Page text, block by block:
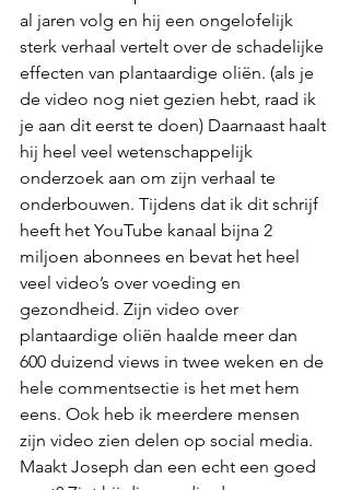
al jaren volg en hij een ongelofelijk
sterk verhaal vertelt over de schadelijke
effecten van plantaardige oliën. (als je
de video nog niet gezien hebt, raad ik
je aan dit eerst te doen) Daarnaast haalt
hij heel veel wetenschappelijk
onderzoek aan om zijn verhaal te
onderbouwen. Tijdens dat ik dit schrijf
heeft het YouTube kanaal bijna 2
miljoen abonnees en bevat het heel
veel video’s over voeding en
gezondheid. Zijn video over
plantaardige oliën haalde meer dan
600 duizend views in twee weken en de
hele commentsectie is het met hem
eens. Ook heb ik meerdere mensen
zijn video zien delen op social media.
Maakt Joseph dan een echt een goed